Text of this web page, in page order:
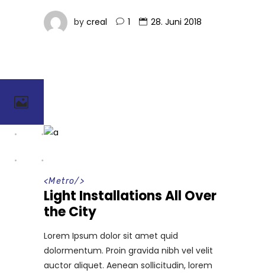
by creal 1 28. Juni 2018
<Metro/>
Light Installations All Over
the City
Lorem Ipsum dolor sit amet quid
dolormentum. Proin gravida nibh vel velit
auctor aliquet. Aenean sollicitudin, lorem